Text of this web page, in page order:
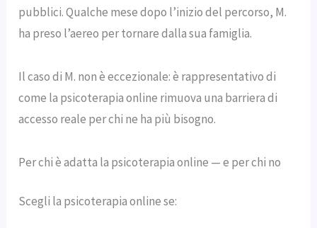
pubblici. Qualche mese dopo l’inizio del percorso, M.
ha preso l’aereo per tornare dalla sua famiglia.
Il caso di M. non è eccezionale: è rappresentativo di
come la psicoterapia online rimuova una barriera di
accesso reale per chi ne ha più bisogno.
Per chi è adatta la psicoterapia online — e per chi no
Scegli la psicoterapia online se: